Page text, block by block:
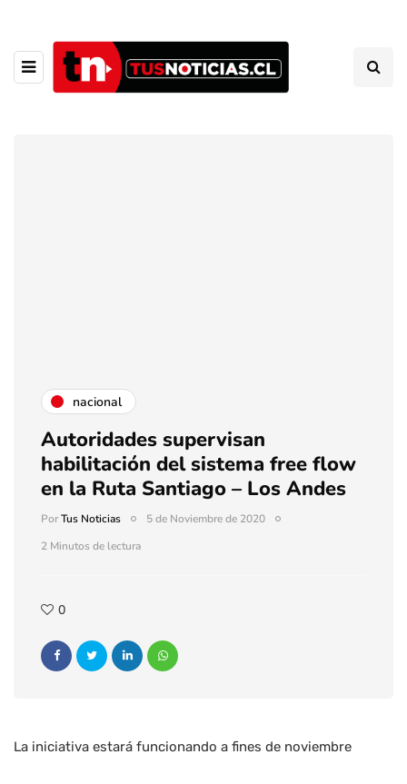
nacional
Autoridades supervisan
habilitación del sistema free flow
en la Ruta Santiago – Los Andes
PorTus Noticias
5 de Noviembre de 2020
2 Minutos de lectura
0
La iniciativa estará funcionando a fines de noviembre